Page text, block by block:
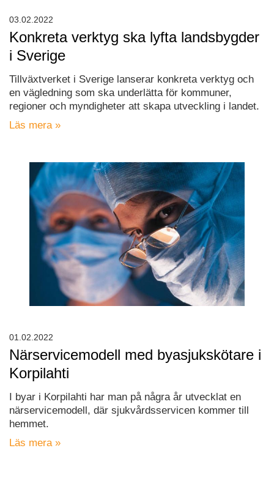
Konkreta verktyg ska lyfta landsbygder
i Sverige
Tillväxtverket i Sverige lanserar konkreta verktyg och
en vägledning som ska underlätta för kommuner,
regioner och myndigheter att skapa utveckling i landet.
Läs mera »
03.02.2022
Närservicemodell med byasjukskötare i
Korpilahti
I byar i Korpilahti har man på några år utvecklat en
närservicemodell, där sjukvårdsservicen kommer till
hemmet.
Läs mera »
01.02.2022